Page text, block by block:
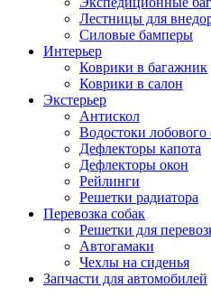
Лестницы для
Силовые бамперы
Интерьер
Коврики в багажник
Коврики в салон
Экстерьер
Антискол
Водостоки лобового
Дефлекторы капота
Дефлекторы окон
Рейлинги
Решетки радиатора
Перевозка собак
Решетки для
Автогамаки
Чехлы на сиденья
Запчасти для автомобилей